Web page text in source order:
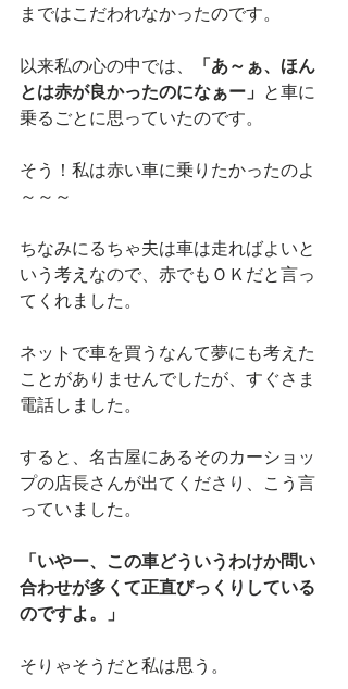
まではこだわれなかったのです。
以来私の心の中では、
「あ～ぁ、ほん
とは赤が良かったのになぁー」 と車に
乗るごとに思っていたのです。
そう！私は赤い車に乗りたかったのよ
～～～
ちなみにるちゃ夫は車は走ればよいと
いう考えなので、赤でもＯＫだと言っ
てくれました。
ネットで車を買うなんて夢にも考えた
ことがありませんでしたが、すぐさま
電話しました。
すると、名古屋にあるそのカーショッ
プの店長さんが出てくださり、こう言
っていました。
「いやー、この車どういうわけか問い
合わせが多くて正直びっくりしている
のですよ。」
そりゃそうだと私は思う。